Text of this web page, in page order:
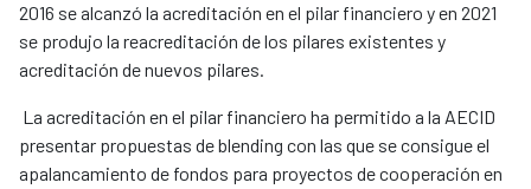
2016 se alcanzó la acreditación en el pilar financiero y en 2021
se produjo la reacreditación de los pilares existentes y
acreditación de nuevos pilares.
La acreditación en el pilar financiero ha permitido a la AECID
presentar propuestas de blending con las que se consigue el
apalancamiento de fondos para proyectos de cooperación en